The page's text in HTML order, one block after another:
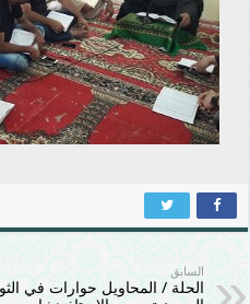
السابق
الحلة / المحاويل حوارات في